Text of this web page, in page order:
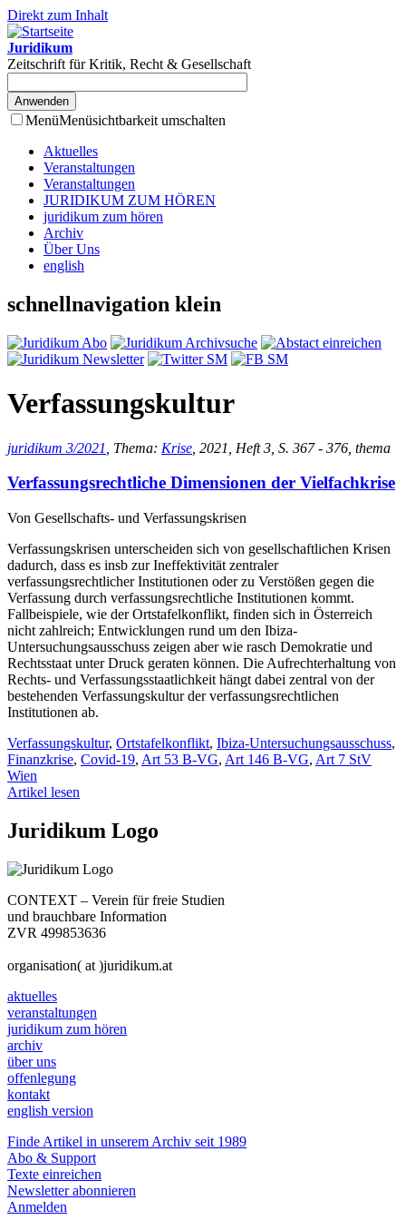
Direkt zum Inhalt
Juridikum
Zeitschrift für Kritik, Recht & Gesellschaft
MenüMenüsichtbarkeit umschalten
Aktuelles
Veranstaltungen
Veranstaltungen
JURIDIKUM ZUM HÖREN
juridikum zum hören
Archiv
Über Uns
english
schnellnavigation klein
Verfassungskultur
juridikum 3/2021 , Thema: Krise , 2021, Heft 3, S. 367 - 376, thema
Verfassungsrechtliche Dimensionen der Vielfachkrise
Von Gesellschafts- und Verfassungskrisen
Verfassungskrisen unterscheiden sich von gesellschaftlichen Krisen
dadurch, dass es insb zur Ineffektivität zentraler
verfassungsrechtlicher Institutionen oder zu Verstößen gegen die
Verfassung durch verfassungsrechtliche Institutionen kommt.
Fallbeispiele, wie der Ortstafelkonflikt, finden sich in Österreich
nicht zahlreich; Entwicklungen rund um den Ibiza-
Untersuchungsausschuss zeigen aber wie rasch Demokratie und
Rechtsstaat unter Druck geraten können. Die Aufrechterhaltung von
Rechts- und Verfassungsstaatlichkeit hängt dabei zentral von der
bestehenden Verfassungskultur der verfassungsrechtlichen
Institutionen ab.
Verfassungskultur, Ortstafelkonflikt, Ibiza-Untersuchungsausschuss,
Finanzkrise, Covid-19, Art 53 B-VG, Art 146 B-VG, Art 7 StV
Wien
Artikel lesen
Juridikum Logo
CONTEXT – Verein für freie Studien
und brauchbare Information
ZVR 499853636
organisation( at )juridikum.at
aktuelles
veranstaltungen
juridikum zum hören
archiv
über uns
offenlegung
kontakt
english version
Finde Artikel in unserem Archiv seit 1989
Abo & Support
Texte einreichen
Newsletter abonnieren
Anmelden